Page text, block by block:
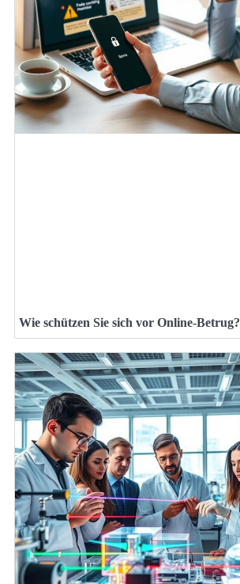
Wie schützen Sie sich vor Online-Betrug?